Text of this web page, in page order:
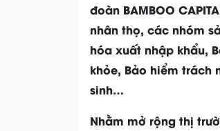
đoàn BAMBOO
nhân thọ, các nhóm
hóa xuất nhập khẩu,
khỏe, Bảo hiểm trách
sinh…
Nhằm mở rộng thị